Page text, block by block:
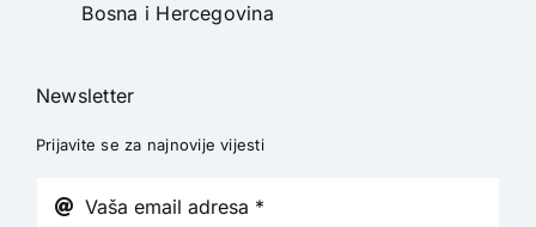
Bosna i Hercegovina
Newsletter
Prijavite se za najnovije vijesti